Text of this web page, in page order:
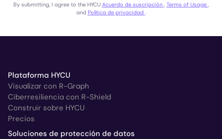
By submitting, I agree to the HYCU Acuerdo de suscripción Terms of Usage
and Política de privacidad
Plataforma HYCU
Visualizar con R-Graph
Ciberresiliencia con R-Shield
Construir sobre HYCU
Precios
Soluciones de protección de datos